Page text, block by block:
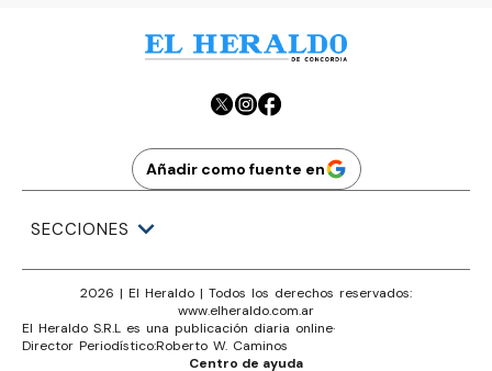
Añadir como fuente en
SECCIONES
2026 | El Heraldo | Todos los derechos reservados:
www.elheraldo.com.ar
El Heraldo S.R.L es una publicación diaria online·
Director Periodístico:Roberto W. Caminos
Centro de ayuda